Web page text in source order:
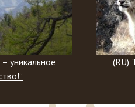
вы знаете об